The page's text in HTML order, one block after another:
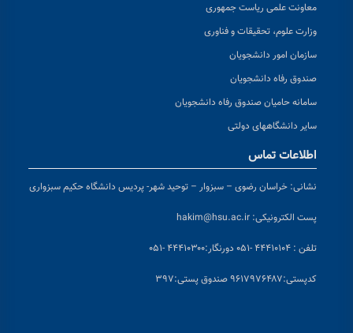
معاونت علمی ریاست جمهوری
وزارت علوم، تحقیقات و فناوری
سازمان امور دانشجویان
صندوق رفاه دانشجویان
سامانه حامیان صندوق رفاه دانشجویان
سایر دانشگاههای دولتی
اطلاعات تماس
نشانی: خراسان رضوی – سبزوار – توحید شهر- پردیس دانشگاه حکیم سبزواری
پست الکترونیکی: hakim@hsu.ac.ir
تلفن : ۴۴۴۱۰۱۰۴ -۰۵۱ دورنگار:۴۴۴۱۰۳۰۰ -۰۵۱
کدپستی:۹۶۱۷۹۷۶۴۸۷ صندوق پستی:۳۹۷